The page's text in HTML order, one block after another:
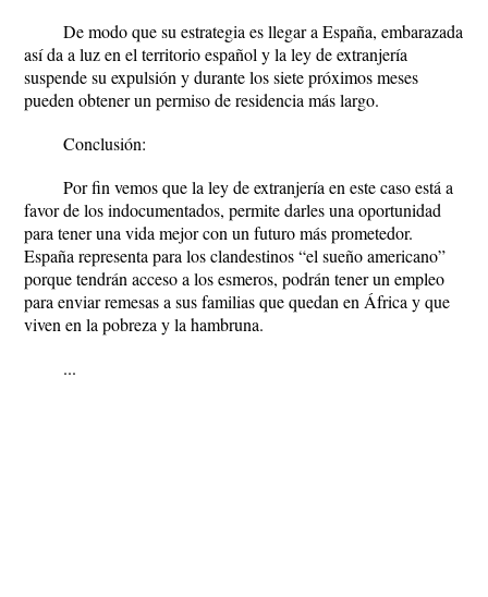
De modo que su estrategia es llegar a España, embarazada
así da a luz en el territorio español y la ley de extranjería
suspende su expulsión y durante los siete próximos meses
pueden obtener un permiso de residencia más largo.
Conclusión:
Por fin vemos que la ley de extranjería en este caso está a
favor de los indocumentados, permite darles una oportunidad
para tener una vida mejor con un futuro más prometedor.
España representa para los clandestinos “el sueño americano”
porque tendrán acceso a los esmeros, podrán tener un empleo
para enviar remesas a sus familias que quedan en África y que
viven en la pobreza y la hambruna.
...